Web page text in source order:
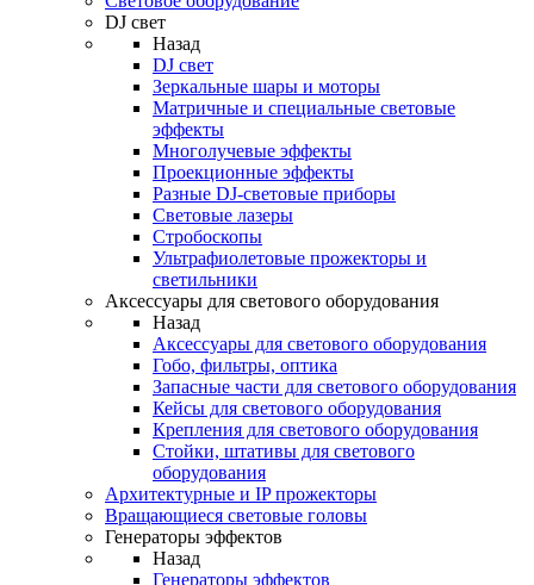
DJ свет
Назад
DJ свет
Зеркальные шары и моторы
Матричные и специальные световые
эффекты
Многолучевые эффекты
Проекционные эффекты
Разные DJ-световые приборы
Световые лазеры
Стробоскопы
Ультрафиолетовые прожекторы и
светильники
Аксессуары для светового оборудования
Назад
Аксессуары для светового оборудования
Гобо, фильтры, оптика
Запасные части для светового оборудования
Кейсы для светового оборудования
Крепления для светового оборудования
Стойки, штативы для светового
оборудования
Архитектурные и IP прожекторы
Вращающиеся световые головы
Генераторы эффектов
Назад
Генераторы эффектов